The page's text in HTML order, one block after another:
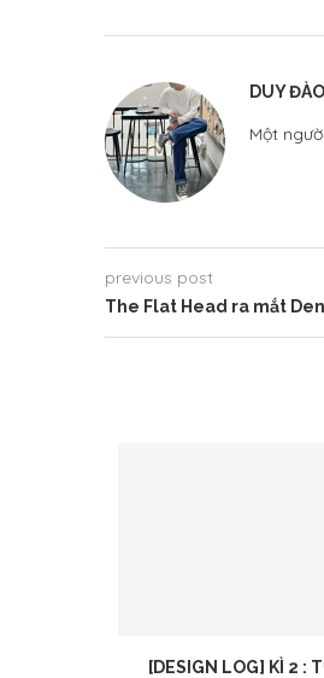
DUY ĐÀO
Một
previous post
The Flat Head ra mắt
[DESIGN LOG] KÌ 2 :